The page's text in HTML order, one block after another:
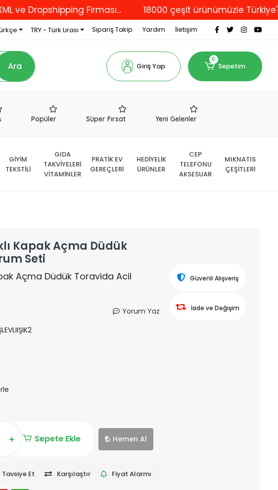
Firması... 18000 çeşit ürünümüzle Türkiye'nin
TRY - Türk Lirası Sipariş Takip Yardım İletişim
Ara Giriş Yap
0
Sepetim
Popüler Süper Fırsat Yeni Gelenler
GİYİM
TEKSTİLİ
GIDA
TAKVİYELERİ
VİTAMİNLER
PRATİK EV
GEREÇLERİ
HEDİYELİK
ÜRÜNLER
CEP
TELEFONU
AKSESUAR
MIKNATIS
ÇEŞİTLERİ
Kapak Açma Düdük
Seti
Açma Düdük Toravida Acil
Yorum Yaz
Sepete Ekle Hemen Al
Tavsiye Et Karşılaştır Fiyat Alarmı
Güvenli Alışveriş
İade ve Değişim